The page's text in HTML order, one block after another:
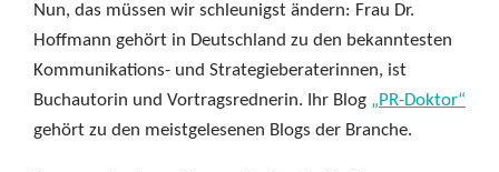
Nun, das müssen wir schleunigst ändern: Frau Dr.
Hoffmann gehört in Deutschland zu den bekanntesten
Kommunikations- und Strategieberaterinnen, ist
Buchautorin und Vortragsrednerin. Ihr Blog „PR-Doktor“
gehört zu den meistgelesenen Blogs der Branche.